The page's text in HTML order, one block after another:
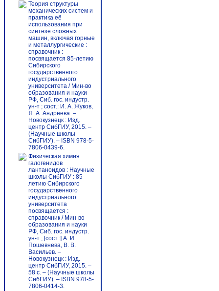
Теория структуры
механических систем и
практика её
использования при
синтезе сложных
машин, включая горные
и металлургические :
справочник :
посвящается 85-летию
Сибирского
государственного
индустриального
университета / Мин-во
образования и науки
РФ, Сиб. гос. индустр.
ун-т ; сост.: И. А. Жуков,
Я. А. Андреева. –
Новокузнецк : Изд.
центр СибГИУ, 2015. –
(Научные школы
СибГИУ). – ISBN 978-5-
7806-0439-6.
Физическая химия
галогенидов
лантаноидов : Научные
школы СибГИУ : 85-
летию Сибирского
государственного
индустриального
университета
посвящается :
справочник / Мин-во
образования и науки
РФ, Сиб. гос. индустр.
ун-т ; [сост.:] А. И.
Пошевнева, В. В.
Васильев. –
Новокузнецк : Изд.
центр СибГИУ, 2015. –
58 с. – (Научные школы
СибГИУ). – ISBN 978-5-
7806-0414-3.